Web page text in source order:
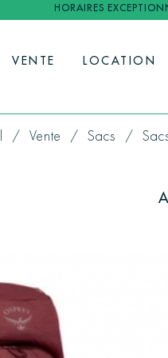
HORAIRES
VENTE LOCATION
Vente Sacs